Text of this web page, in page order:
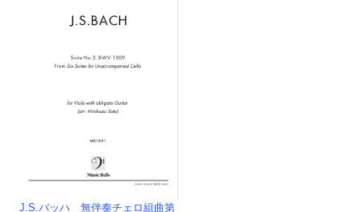
J.S.バッハ 無伴奏チェロ組曲第